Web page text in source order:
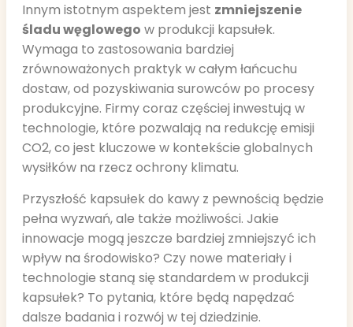
Innym istotnym aspektem jest zmniejszenie
śladu węglowego w produkcji kapsułek.
Wymaga to zastosowania bardziej
zrównoważonych praktyk w całym łańcuchu
dostaw, od pozyskiwania surowców po procesy
produkcyjne. Firmy coraz częściej inwestują w
technologie, które pozwalają na redukcję emisji
CO2, co jest kluczowe w kontekście globalnych
wysiłków na rzecz ochrony klimatu.
Przyszłość kapsułek do kawy z pewnością będzie
pełna wyzwań, ale także możliwości. Jakie
innowacje mogą jeszcze bardziej zmniejszyć ich
wpływ na środowisko? Czy nowe materiały i
technologie staną się standardem w produkcji
kapsułek? To pytania, które będą napędzać
dalsze badania i rozwój w tej dziedzinie.